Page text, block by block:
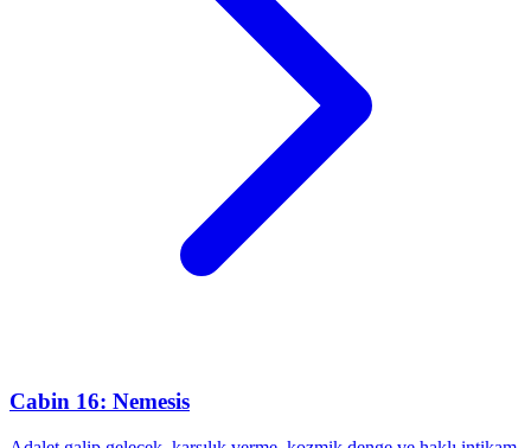
Cabin 16: Nemesis